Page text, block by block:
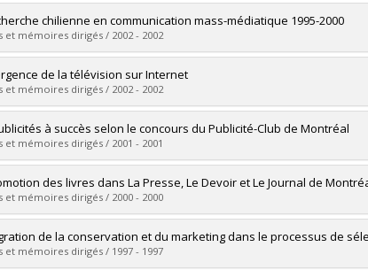
le document dans Papyrus
:Antoine, Paul
Doctoral
:Ph. D.
le document dans Papyrus
chilienne en communication mass-médiatique 1995-2000
et mémoires dirigés / 2002 - 2002
:Dominguez, María Eugenia
Master's
:M. Sc.
le document dans Papyrus
de la télévision sur Internet
et mémoires dirigés / 2002 - 2002
:Chaussé, Marylaine
Master's
:M. Sc.
le document dans Papyrus
à succès selon le concours du Publicité-Club de Montréal
et mémoires dirigés / 2001 - 2001
:Allagui, Ilhem
Master's
:M. Sc.
le document dans Papyrus
des livres dans La Presse, Le Devoir et Le Journal de
et mémoires dirigés / 2000 - 2000
:Musoni, Bernard
Master's
de la conservation et du marketing dans le processus de
et mémoires dirigés / 1997 - 1997